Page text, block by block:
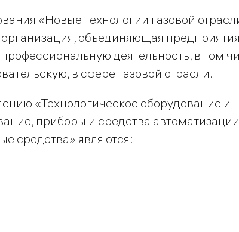
«Новые технологии газовой
объединяющая
деятельность, в том
в сфере газовой отрасли.
«Технологическое оборудование и
приборы и средства
средства» являются: